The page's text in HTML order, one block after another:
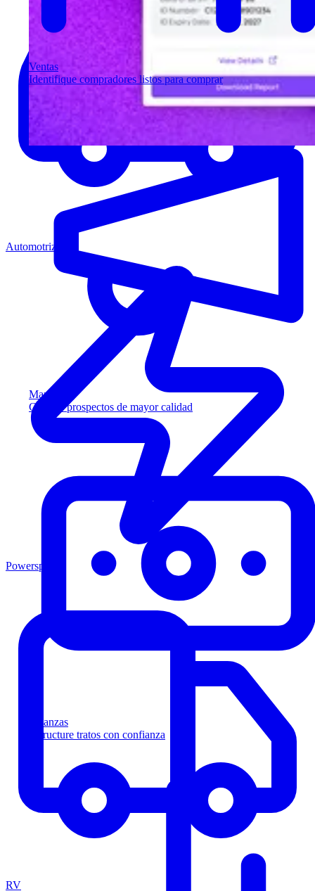
Ventas
Identifique compradores listos para comprar
Marketing
Capture prospectos de mayor calidad
Finanzas
Estructure tratos con confianza
Automotriz
Powersports
RV